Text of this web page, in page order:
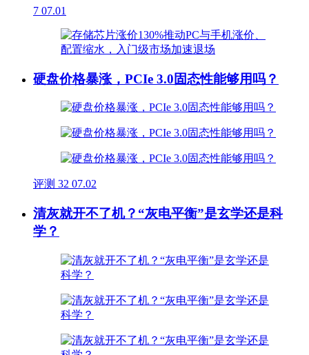
7 07.01
硬盘价格暴涨，PCIe 3.0固态性能够用吗？
评测 32 07.02
清灰就开不了机？“灰电平衡”是玄学还是科
学？